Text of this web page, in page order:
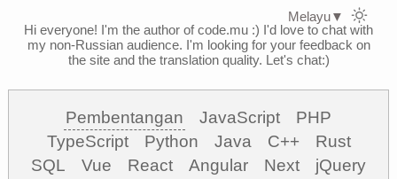
Hi everyone! I'm the author of code.mu :) I'd love to chat with
my non-Russian audience. I'm looking for your feedback on
the site and the translation quality. Let's chat:)
Pembentangan JavaScript
PHP
TypeScript
Python Java C++
Rust
SQL
Vue React Angular Next
jQuery
Melayu▼